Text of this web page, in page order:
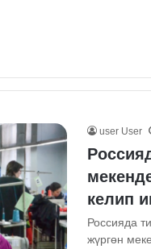
user User
келип
Россияда
жүргөн